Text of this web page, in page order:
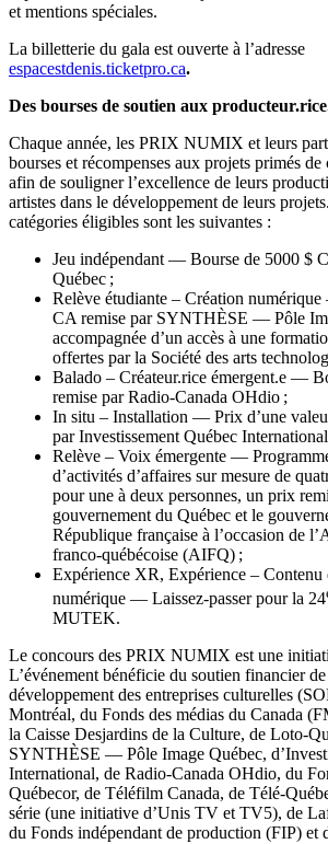
et mentions spéciales.
La billetterie du gala est ouverte à l’adresse
espacestdenis.ticketpro.ca.
Des bourses de soutien aux
Chaque année, les PRIX NUMIX et leurs
bourses et récompenses aux projets primés de
afin de souligner l’excellence de leurs
artistes dans le développement de leurs
catégories éligibles sont les suivantes :
Jeu indépendant — Bourse de 5000 $
Québec ;
Relève étudiante – Création
CA remise par SYNTHÈSE — Pôle
accompagnée d’un accès à une
offertes par la Société des arts
Balado – Créateur.rice émergent.e —
remise par Radio-Canada OHdio ;
In situ – Installation — Prix d’une
par Investissement Québec
Relève – Voix émergente —
d’activités d’affaires sur mesure de
pour une à deux personnes, un prix
gouvernement du Québec et le
République française à l’occasion de
franco-québécoise (AIFQ) ;
Expérience XR, Expérience – Contenu
numérique — Laissez-passer pour la 24
MUTEK.
Le concours des PRIX NUMIX est une
L’événement bénéficie du soutien financier
développement des entreprises culturelles
Montréal, du Fonds des médias du Canada
la Caisse Desjardins de la Culture, de Loto-
SYNTHÈSE — Pôle Image Québec,
International, de Radio-Canada OHdio, du
Québecor, de Téléfilm Canada, de Télé-
série (une initiative d’Unis TV et TV5), de
du Fonds indépendant de production (FIP) et